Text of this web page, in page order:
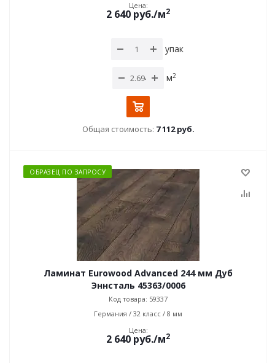
Цена:
2 640 руб./м2
упак
м2
Общая стоимость: 7 112 руб.
ОБРАЗЕЦ ПО ЗАПРОСУ
Ламинат Eurowood Advanced 244 мм Дуб
Эннсталь 45363/0006
Код товара: 59337
Германия / 32 класс / 8 мм
Цена:
2 640 руб./м2